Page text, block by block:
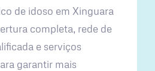
de idoso em Xinguara
completa, rede de
e serviços
garantir mais